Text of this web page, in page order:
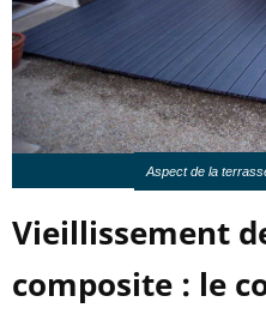
Aspect de la
Vieillissement
composite : le